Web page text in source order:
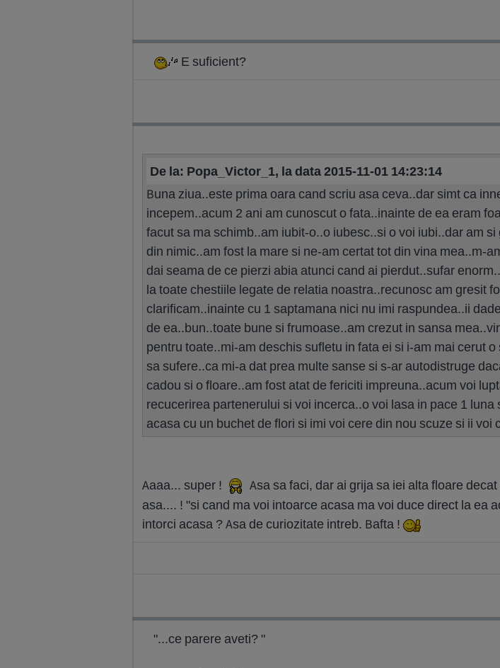
E suficient?
De la: Popa_Victor_1, la data 2015-11-01 14:23:14
Buna ziua..este prima oara cand scriu asa ceva..dar simt ca
incepem..acum 2 ani am cunoscut o fata..inainte de ea eram
facut sa ma schimb..am iubit-o..o iubesc..si o voi iubi..dar am
din nimic..am fost la mare si ne-am certat tot din vina mea..m-
dai seama de ce pierzi abia atunci cand ai pierdut..sufar
la toate chestiile legate de relatia noastra..recunosc am gresit
clarificam..inainte cu 1 saptamana nici nu imi raspundea..ii
de ea..bun..toate bune si frumoase..am crezut in sansa
pentru toate..mi-am deschis sufletu in fata ei si i-am mai cerut
sa sufere..ca mi-a dat prea multe sanse si s-ar autodistruge
cadou si o floare..am fost atat de fericiti impreuna..acum voi
recucerirea partenerului si voi incerca..o voi lasa in pace 1
acasa cu un buchet de flori si imi voi cere din nou scuze si ii
Aaaa... super !
Asa sa faci, dar ai grija sa iei alta floare
asa.... ! "si cand ma voi intoarce acasa ma voi duce direct la ea
intorci acasa ? Asa de curiozitate intreb. Bafta !
"...ce parere aveti? "